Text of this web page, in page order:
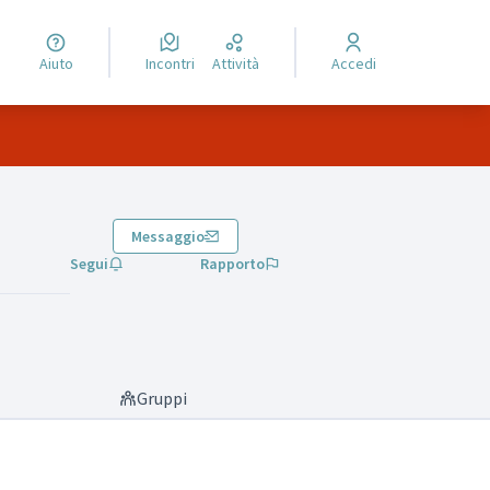
Aiuto Incontri Attività Accedi
Messaggio
Segui
Rapporto
Gruppi